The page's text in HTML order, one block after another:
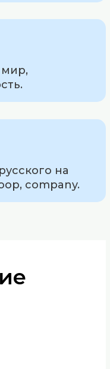
мир,
на
company.